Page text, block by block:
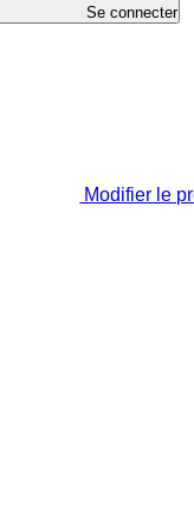
Se connecter
Modifier le